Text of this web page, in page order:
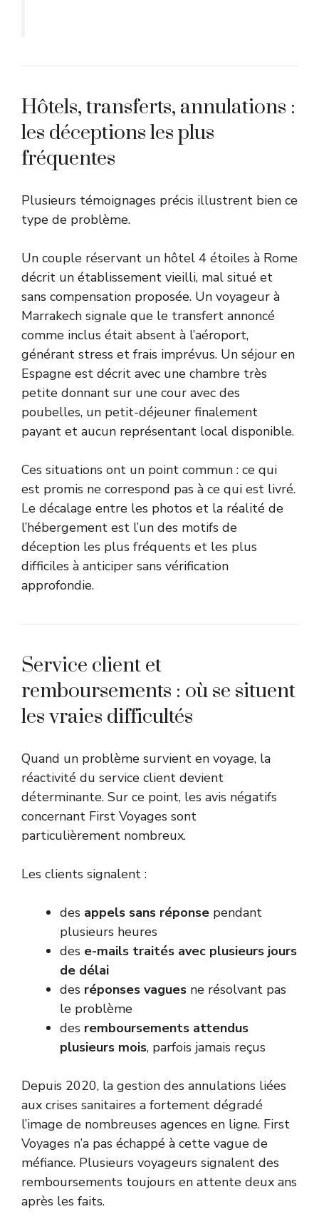
Hôtels, transferts, annulations :
les déceptions les plus
fréquentes
Plusieurs témoignages précis illustrent bien ce
type de problème.
Un couple réservant un hôtel 4 étoiles à Rome
décrit un établissement vieilli, mal situé et
sans compensation proposée. Un voyageur à
Marrakech signale que le transfert annoncé
comme inclus était absent à l’aéroport,
générant stress et frais imprévus. Un séjour en
Espagne est décrit avec une chambre très
petite donnant sur une cour avec des
poubelles, un petit-déjeuner finalement
payant et aucun représentant local disponible.
Ces situations ont un point commun : ce qui
est promis ne correspond pas à ce qui est livré.
Le décalage entre les photos et la réalité de
l’hébergement est l’un des motifs de
déception les plus fréquents et les plus
difficiles à anticiper sans vérification
approfondie.
Service client et
remboursements : où se situent
les vraies difficultés
Quand un problème survient en voyage, la
réactivité du service client devient
déterminante. Sur ce point, les avis négatifs
concernant First Voyages sont
particulièrement nombreux.
Les clients signalent :
des appels sans réponse pendant
plusieurs heures
des e-mails traités avec plusieurs jours
de délai
des réponses vagues ne résolvant pas
le problème
des remboursements attendus
plusieurs mois, parfois jamais reçus
Depuis 2020, la gestion des annulations liées
aux crises sanitaires a fortement dégradé
l’image de nombreuses agences en ligne. First
Voyages n’a pas échappé à cette vague de
méfiance. Plusieurs voyageurs signalent des
remboursements toujours en attente deux ans
après les faits.